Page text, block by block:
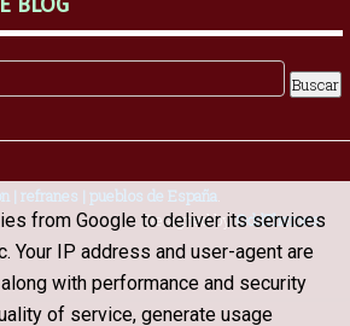
| refranes | pueblos de España
Designed byOddThemes
from Google to deliver its services
Your IP address and user-agent are
with performance and security
of service, generate usage